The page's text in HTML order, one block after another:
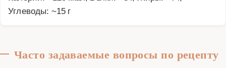
Углеводы: ~15 г
Часто задаваемые вопросы по рецепту